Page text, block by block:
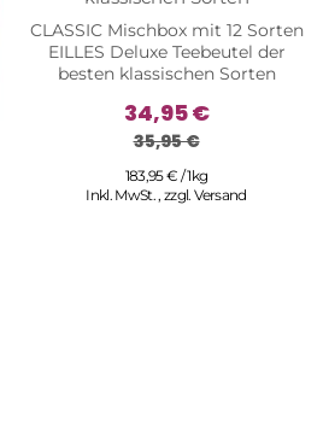
CLASSIC Mischbox mit 12 Sorten
EILLES Deluxe Teebeutel der
besten klassischen Sorten
34,95 €
35,95 €
183,95 € / 1kg
Inkl. MwSt.,zzgl.Versand